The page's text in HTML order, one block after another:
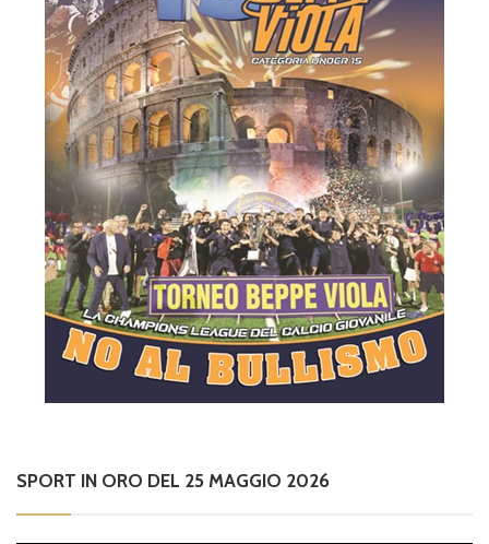
SPORT IN ORO DEL 25 MAGGIO 2026